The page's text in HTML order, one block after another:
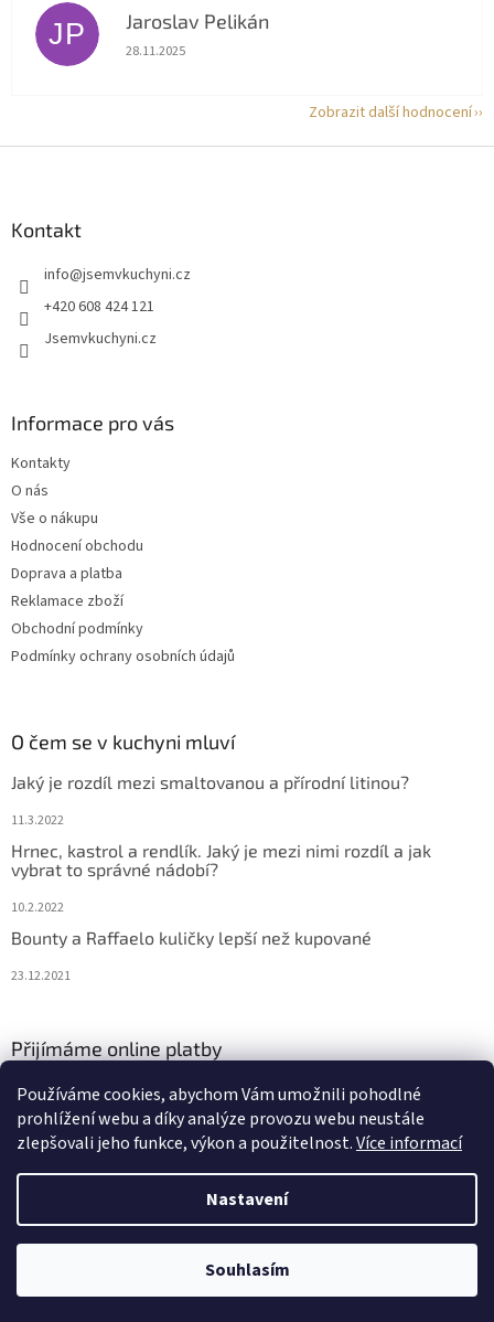
Používáme cookies, abychom Vám umožnili pohodlné
prohlížení webu a díky analýze provozu webu neustále
zlepšovali jeho funkce, výkon a použitelnost.Více informací
Nastavení
Souhlasím
JP Jaroslav Pelikán
Hodnocení obchodu je 5 z 5 hvězdiček.
28.11.2025
Zobrazit další hodnocení
Kontakt
info@jsemvkuchyni.cz
+420 608 424 121
Jsemvkuchyni.cz
Informace pro vás
Kontakty
O nás
Vše o nákupu
Hodnocení obchodu
Doprava a platba
Reklamace zboží
Obchodní podmínky
Podmínky ochrany osobních údajů
O čem se v kuchyni mluví
Jaký je rozdíl mezi smaltovanou a přírodní litinou?
11.3.2022
Hrnec, kastrol a rendlík. Jaký je mezi nimi rozdíl a jak
vybrat to správné nádobí?
10.2.2022
Bounty a Raffaelo kuličky lepší než kupované
23.12.2021
Přijímáme online platby
Vytvořil Shoptet
Jsem v kuchyni. Všechna práva vyhrazena.